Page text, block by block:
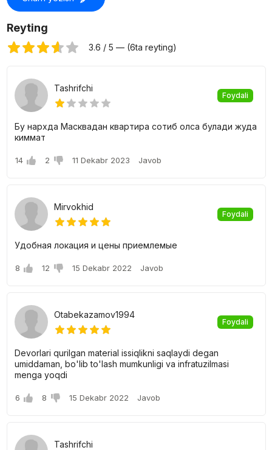
O'Z MAKON ASOSIYA majmuadagi kvartiralarning
xonadonlar mavjud. O'zingiz uchun aniq kvartirani aniq tanlash
Reyting
3.6 / 5 — (6ta reyting)
Tashrifchi
Foydali
Бу нархда Масквадан квартира сотиб олса булади жуда
киммат
14 2 11 Dekabr 2023 Javob
Mirvokhid
Foydali
Удобная локация и цены приемлемые
8 12 15 Dekabr 2022 Javob
Otabekazamov1994
Foydali
Devorlari qurilgan material issiqlikni saqlaydi degan
umiddaman, bo'lib to'lash mumkunligi va infratuzilmasi
menga yoqdi
6 8 15 Dekabr 2022 Javob
Tashrifchi